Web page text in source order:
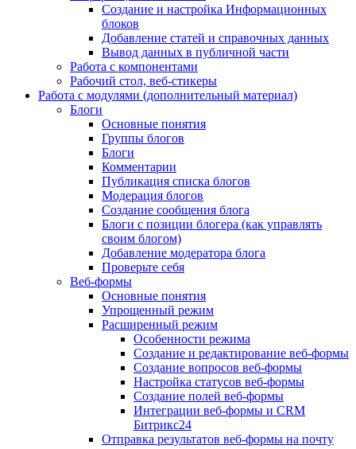
Создание и настройка Информационных
блоков
Добавление статей и справочных данных
Вывод данных в публичной части
Работа с компонентами
Рабочий стол, веб-стикеры
Работа с модулями (дополнительный материал)
Блоги
Основные понятия
Группы блогов
Блоги
Комментарии
Публикация списка блогов
Модерация блогов
Создание сообщения блога
Блоги с позиции блогера (как управлять
своим блогом)
Добавление модератора блога
Проверьте себя
Веб-формы
Основные понятия
Упрощенный режим
Расширенный режим
Особенности режима
Создание и редактирование веб-формы
Создание вопросов веб-формы
Настройка статусов веб-формы
Создание полей веб-формы
Интеграции веб-формы и CRM
Битрикс24
Отправка результатов веб-формы на почту